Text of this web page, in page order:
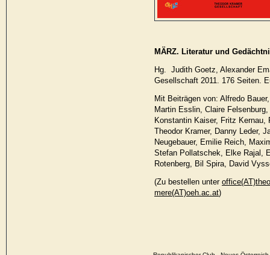
MÄRZ. Literatur und
Hg. Judith Goetz, Alexander
Gesellschaft 2011. 176 Seiten.
Mit Beiträgen von: Alfredo
Martin Esslin, Claire
Konstantin Kaiser, Fritz Kernau,
Theodor Kramer, Danny Leder,
Neugebauer, Emilie Reich,
Stefan Pollatschek, Elke Rajal,
Rotenberg, Bil Spira, David
(Zu bestellen unter
mere(AT)oeh.ac.at)